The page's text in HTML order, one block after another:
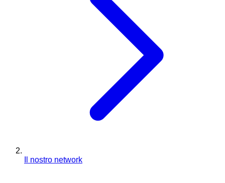
Il nostro network